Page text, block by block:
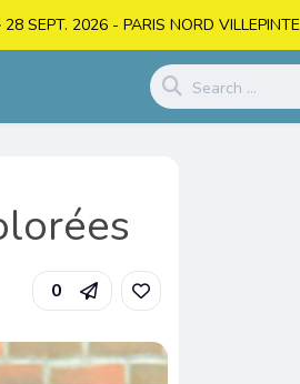
SEPT. 2026 - PARIS NORD VILLEPINTE
0